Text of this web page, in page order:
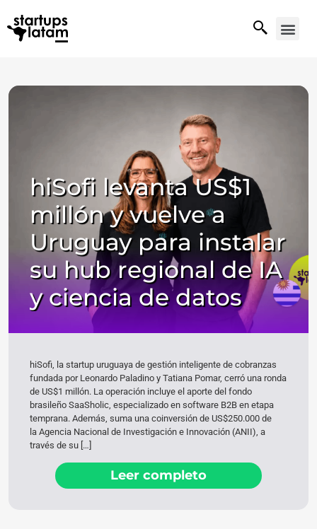
hiSofi levanta US$1
millón y vuelve a
Uruguay para instalar
su hub regional de IA
y ciencia de datos
hiSofi, la startup uruguaya de gestión inteligente de cobranzas
fundada por Leonardo Paladino y Tatiana Pomar, cerró una ronda
de US$1 millón. La operación incluye el aporte del fondo
brasileño SaaSholic, especializado en software B2B en etapa
temprana. Además, suma una coinversión de US$250.000 de
la Agencia Nacional de Investigación e Innovación (ANII), a
través de su […]
Leer completo